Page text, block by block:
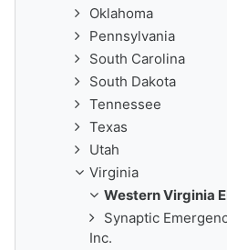
Oklahoma
Pennsylvania
South Carolina
South Dakota
Tennessee
Texas
Utah
Virginia
Western Virginia
Synaptic
Inc.